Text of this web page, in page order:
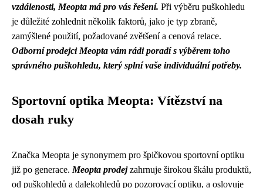
vzdálenosti, Meopta má pro vás řešení. Při výběru puškohledu
je důležité zohlednit několik faktorů, jako je typ zbraně,
zamýšlené použití, požadované zvětšení a cenová relace.
Odborní prodejci Meopta vám rádi poradí s výběrem toho
správného puškohledu, který splní vaše individuální potřeby.
Sportovní optika Meopta: Vítězství na
dosah ruky
Značka Meopta je synonymem pro špičkovou sportovní optiku
již po generace. Meopta prodejzahrnuje širokou škálu produktů,
od puškohledů a dalekohledů po pozorovací optiku, a oslovuje